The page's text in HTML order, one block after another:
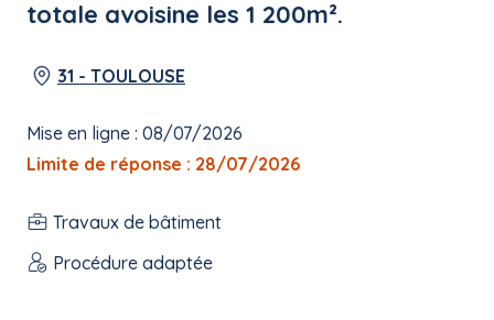
totale avoisine les 1 200m².
31 - TOULOUSE
Mise en ligne : 08/07/2026
Limite de réponse : 28/07/2026
Travaux de bâtiment
Procédure adaptée